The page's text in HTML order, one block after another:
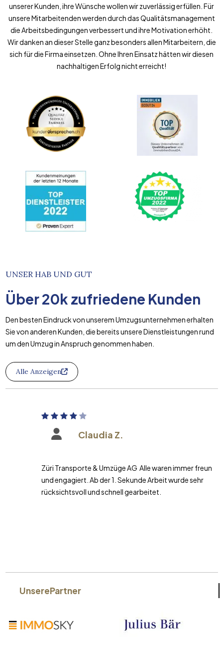
unserer Kunden, ihre Wünsche wollen wir zuverlässig erfüllen. Für
unsere Mitarbeitenden werden durch das Qualitätsmanagement
die Arbeitsbedingungen verbessert und ihre Motivation erhöht.
Wir danken an dieser Stelle ganz besonders allen Mitarbeitern, die
sich für die Firma einsetzen. Ohne Ihren Einsatz hätten wir diesen
nachhaltigen Erfolg nicht erreicht!
UNSER HAB UND GUT
Über20k zufriedene Kunden
Den besten Eindruck von unserem Umzugsunternehmen erhalten
Sie von anderen Kunden, die bereits unsere Dienstleistungen rund
um den Umzug in Anspruch genommen haben.
Alle Anzeigen
Claudia Z.
Züri Transporte & Umzüge AG Alle waren immer freundlich
und engagiert. Ab der 1. Sekunde Arbeit wurde sehr
rücksichtsvoll und schnell gearbeitet.
UnserePartner